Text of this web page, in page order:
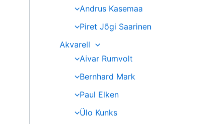
Andrus Kasemaa
Piret Jõgi Saarinen
Akvarell
Aivar Rumvolt
Bernhard Mark
Paul Elken
Ülo Kunks